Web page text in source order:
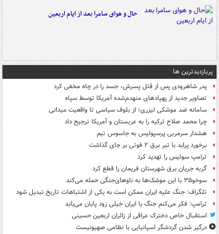
حال و هوای سامرا بعد از ایام اربعین
پربازدیدترین ها
پدر شاهرودی پس از قتل پسرش، جسد را در چاه مخفی کرد
تصاویر جدید از پهپادهای منهدم‌شده آمریکا توسط سپاه
سامانه ضد موشکی لیزری؛ از بلوف سیاسی تا واقعیت میدانی
چرا محمد صلاح ترکیه را به عربستان و آمریکا ترجیح داد
هشدار سرمربی پرسپولیس به جاسوس تیم
برخورد پراید با تیر برق ۲ فوتی بر جای گذاشت
ترامپ سوئیس را تهدید کرد
گربه جریان برق شهرستان فریمان را قطع کرد
سوخو۳۵ با این موشک‌ها به ناوهای‌جنگی حمله می‌کند
تلگراف: جنگ علیه ایران ممکن است به یکی از اشتباهات تاریخ تبدیل شود
ترامپ: فکر می‌کنم جنگ با ایران خیلی زود پایان می‌یابد
استقبال خاص دخترک عراقی از زائران اربعین حسینی
درگیر شدن گردشگر اسپانیایی با نظامی صهیونیست